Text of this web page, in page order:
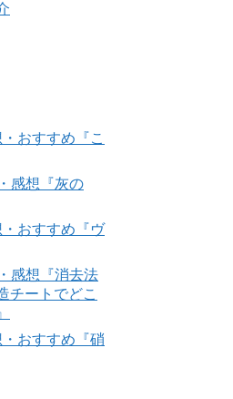
おすすめ『こ
感想『灰の
おすすめ『ヴ
感想『消去法
チートでどこ
おすすめ『硝